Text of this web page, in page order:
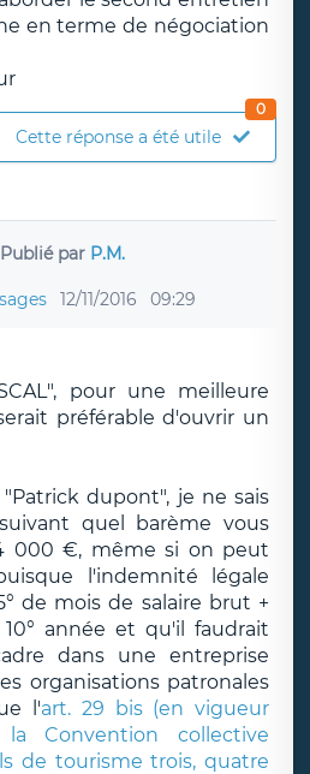
en terme de négociation
Cette réponse a été utile
0
Publié par P.M.
12/11/2016 09:29
pour une meilleure
préférable d'ouvrir un
dupont", je ne sais
quel barème vous
000 €, même si on peut
l'indemnité légale
de mois de salaire brut +
année et qu'il faudrait
dans une entreprise
organisations patronales
l'art. 29 bis (en vigueur
Convention collective
de tourisme trois, quatre